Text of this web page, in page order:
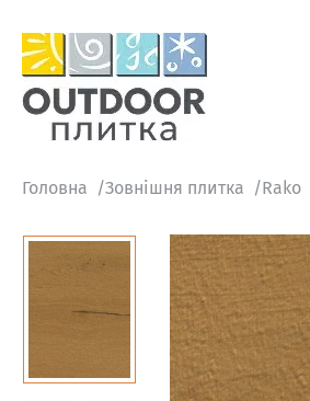
Головна Зовнішня плитка Rako